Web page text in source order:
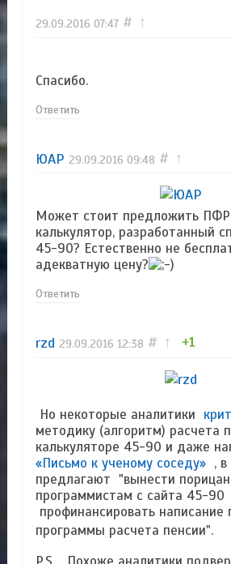
29.09.2016 07:47 # ↑
Спасибо.
Ответить
ЮАР 29.09.2016 09:48 # ↑
Может стоит предложить
калькулятор, разработанный
45-90? Естественно не
адекватную цену?
Ответить
rzd 29.09.2016 12:38 # ↑ +1
Но некоторые аналитики
методику (алгоритм) расчета
калькуляторе 45-90 и даже
«Письмо к ученому соседу», в
предлагают "вынести
программистам с сайта 45-90
профинансировать написание
программы расчета пенсии".